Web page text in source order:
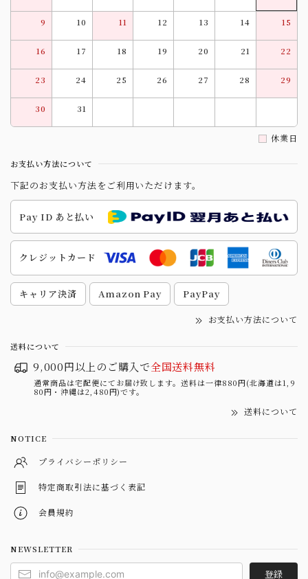
9 10 11 12 13 14 15
16 17 18 19 20 21 22
23 24 25 26 27 28 29
30 31
休業日
お支払い方法について
下記のお支払い方法をご利用いただけます。
Pay ID あと払い
クレジットカード
キャリア決済 Amazon Pay PayPay
お支払い方法について
送料について
9,000円以上のご購入で全国送料無料
通常商品は宅配便にてお届け致します。送料は一律880円(北海道は1,9
80円・沖縄は2,480円)です。
送料について
NOTICE
プライバシーポリシー
特定商取引法に基づく表記
会員規約
NEWSLETTER
登録